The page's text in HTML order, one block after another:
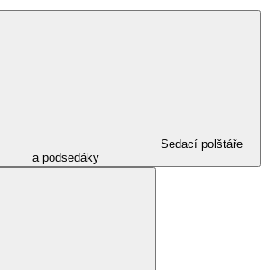
Sedací polštáře
a podsedáky